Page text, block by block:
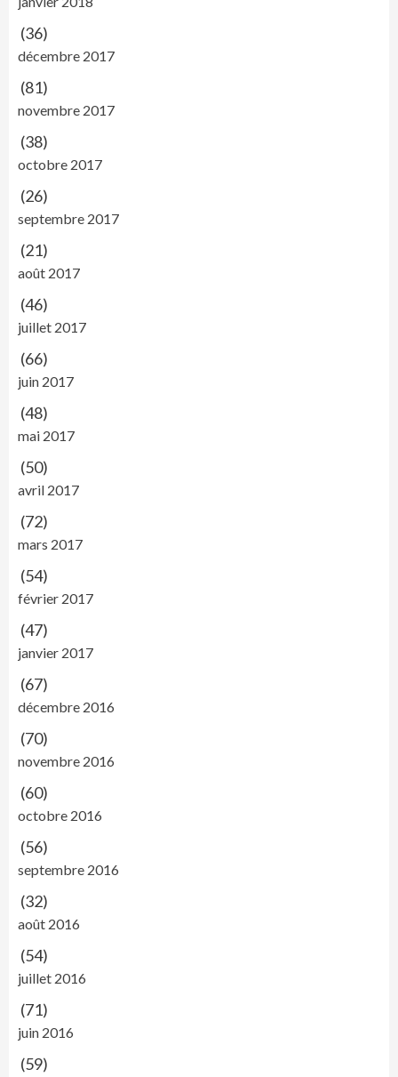
(36)
décembre 2017
(81)
novembre 2017
(38)
octobre 2017
(26)
septembre 2017
(21)
août 2017
(46)
juillet 2017
(66)
juin 2017
(48)
mai 2017
(50)
avril 2017
(72)
mars 2017
(54)
février 2017
(47)
janvier 2017
(67)
décembre 2016
(70)
novembre 2016
(60)
octobre 2016
(56)
septembre 2016
(32)
août 2016
(54)
juillet 2016
(71)
juin 2016
(59)